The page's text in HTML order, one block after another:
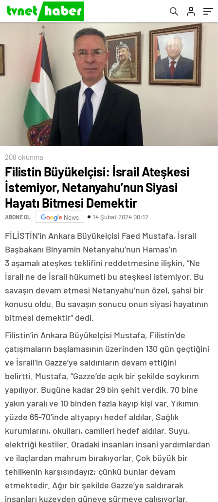
Bitmesi Demektir
208 okunma
Filistin Büyükelçisi: İsrail Ateşkesi
İstemiyor, Netanyahu’nun Siyasi
Hayatı Bitmesi Demektir
ABONE OL News 14 Şubat 2024 00:12
FİLİSTİN’in Ankara Büyükelçisi Faed Mustafa, İsrail
Başbakanı Binyamin Netanyahu’nun Hamas’ın
3 aşamalı ateşkes teklifini reddetmesine ilişkin, “Ne
İsrail ne de İsrail hükumeti bu ateşkesi istemiyor. Bu
savaşın devam etmesi Netanyahu’nun özel, şahsi bir
konusu oldu. Bu savaşın sonucu onun siyasi hayatının
bitmesi demektir” dedi.
Filistin’in Ankara Büyükelçisi Mustafa, Filistin’de
çatışmaların başlamasının üzerinden 130 gün geçtiğini
ve İsrail’in Gazze’ye saldırıların devam ettiğini
belirtti. Mustafa, “Gazze’de açık bir şekilde soykırım
yapılıyor. Bugüne kadar 29 bin şehit verdik. 70 bine
yakın yaralı ve 10 binden fazla kayıp kişi var. Yıkımın
yüzde 65-70’inde altyapıyı hedef aldılar. Sağlık
kurumlarını, okulları, camileri hedef aldılar. Suyu,
elektriği kestiler. Oradaki insanları insani yardımlardan
ve ilaçlardan mahrum bırakıyorlar. Çok büyük bir
tehlikenin karşısındayız; çünkü bunlar devam
etmektedir. Ağır bir şekilde Gazze’ye saldırarak
insanları kuzeyden güneye sürmeye çalışıyorlar.